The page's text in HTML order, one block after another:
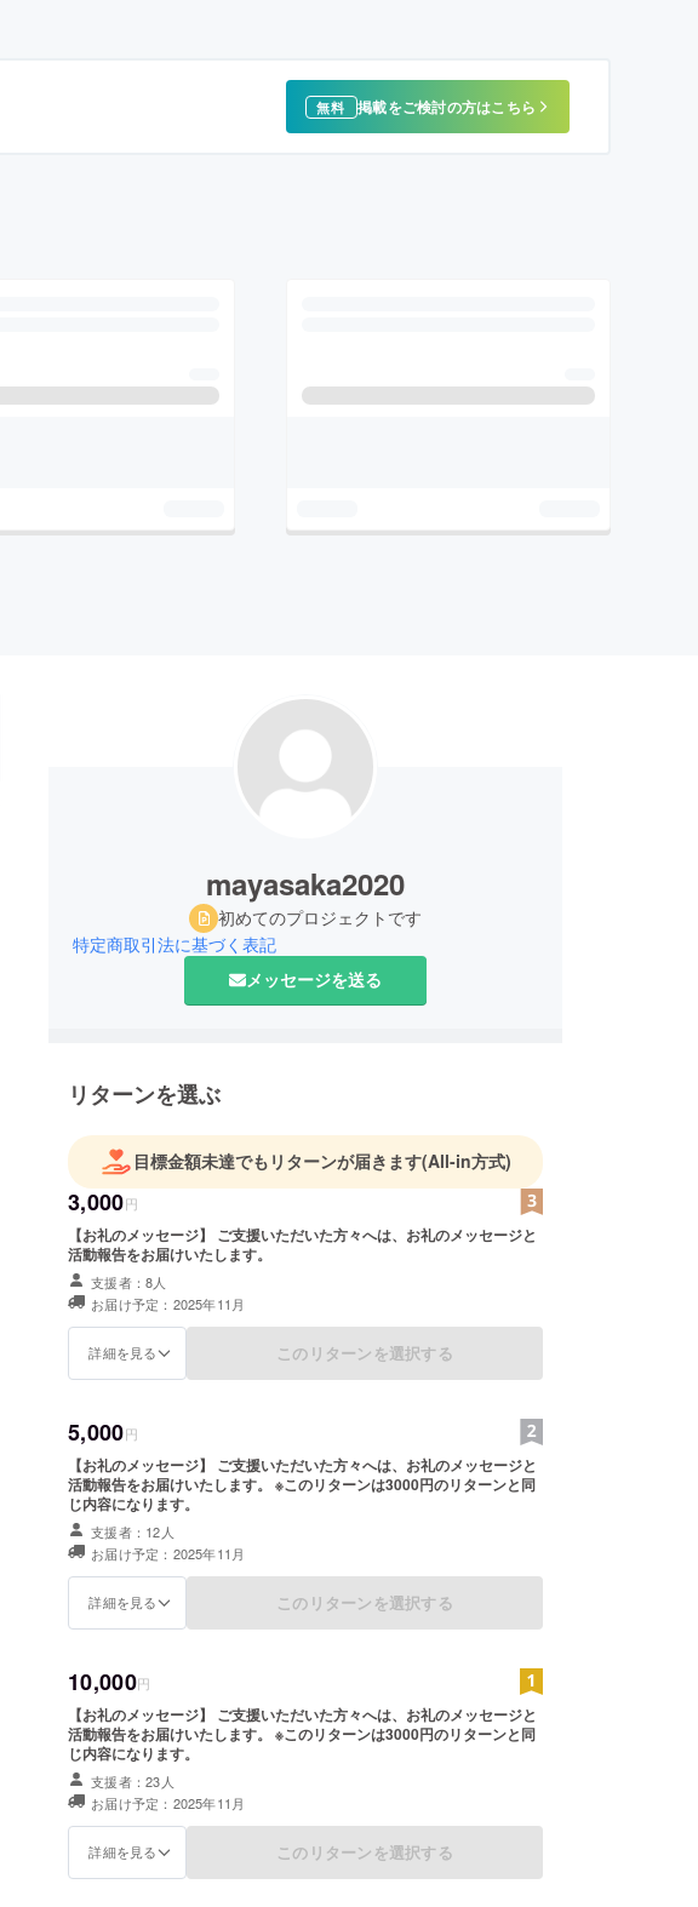
無料 掲載をご検討の方はこちら
mayasaka2020
初めてのプロジェクトです
特定商取引法に基づく表記
メッセージを送る
リターンを選ぶ
目標金額未達でもリターンが届きます(All-in方式)
3,000円
【お礼のメッセージ】 ご支援いただいた方々へは、お礼のメッセージと
活動報告をお届けいたします。
支援者：8人
お届け予定：2025年11月
詳細を見る このリターンを選択する
5,000円
【お礼のメッセージ】 ご支援いただいた方々へは、お礼のメッセージと
活動報告をお届けいたします。 ※このリターンは3000円のリターンと同
じ内容になります。
支援者：12人
お届け予定：2025年11月
詳細を見る このリターンを選択する
10,000円
【お礼のメッセージ】 ご支援いただいた方々へは、お礼のメッセージと
活動報告をお届けいたします。 ※このリターンは3000円のリターンと同
じ内容になります。
支援者：23人
お届け予定：2025年11月
詳細を見る このリターンを選択する